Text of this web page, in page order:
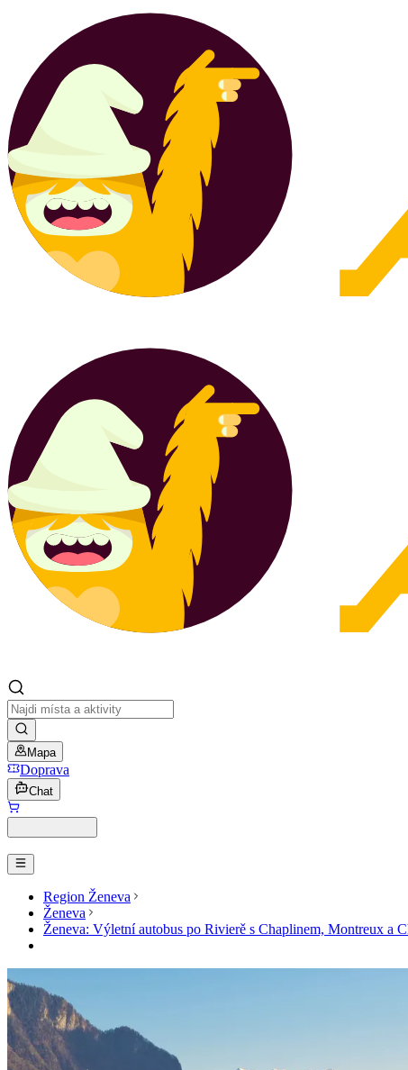
Mapa
Doprava
Chat
Region Ženeva
Ženeva
Ženeva: Výletní autobus po Rivierě s Chaplinem, Montreux a